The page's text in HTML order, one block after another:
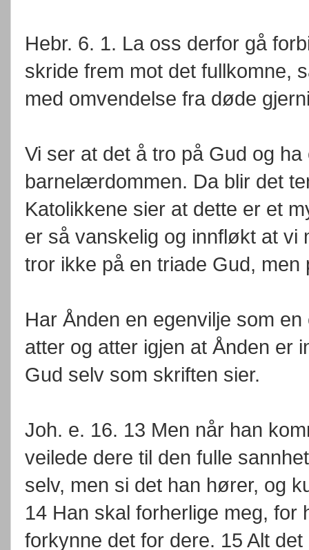
Hebr. 6. 1. La oss derfor gå
skride frem mot det fullkomne,
med omvendelse fra døde
Vi ser at det å tro på Gud og
barnelærdommen. Da blir det
Katolikkene sier at dette er et
er så vanskelig og innfløkt at vi
tror ikke på en triade Gud, men
Har Ånden en egenvilje som
atter og atter igjen at Ånden er
Gud selv som skriften sier.
Joh. e. 16. 13 Men når han
veilede dere til den fulle
selv, men si det han hører, og
14 Han skal forherlige meg, for
forkynne det for dere. 15 Alt